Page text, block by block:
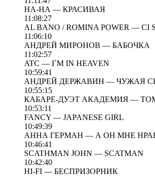
НА-НА — КРАСИВАЯ
11:08:27
AL BANO / ROMINA POWER — CI
11:06:10
АНДРЕЙ МИРОНОВ — БАБОЧКА
11:02:57
ATC — I`M IN HEAVEN
10:59:41
АНДРЕЙ ДЕРЖАВИН — ЧУЖАЯ
10:55:15
КАБАРЕ-ДУЭТ АКАДЕМИЯ —
10:53:11
FANCY — JAPANESE GIRL
10:49:39
АННА ГЕРМАН — А ОН МНЕ
10:46:41
SCATHMAN JOHN — SCATMAN
10:42:40
HI-FI — БЕСПРИЗОРНИК